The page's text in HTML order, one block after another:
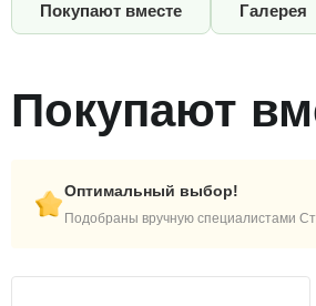
Покупают вместе Галерея
Покупают
Оптимальный выбор!
Подобраны вручную специалистами